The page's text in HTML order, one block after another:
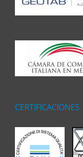
CERTIFICACIONES